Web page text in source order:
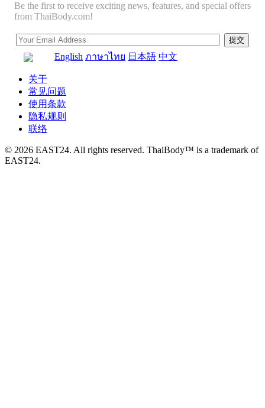
Be the first to receive exciting news, features, and special offers
from ThaiBody.com!
English ภาษาไทย 日本語 中文
关于
常见问题
使用条款
隐私规则
联络
© 2026 EAST24. All rights reserved. ThaiBody™ is a trademark of
EAST24.